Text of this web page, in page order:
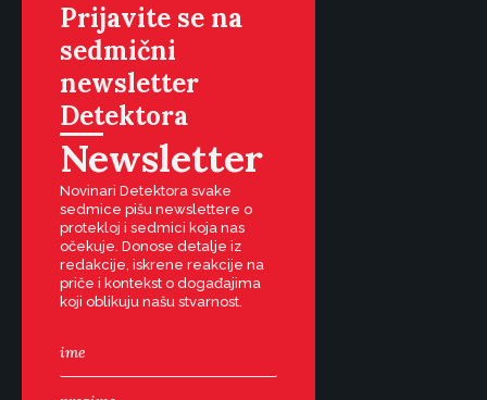
Prijavite se na
sedmični
newsletter
Detektora
Newsletter
Novinari Detektora svake
sedmice pišu newslettere o
protekloj i sedmici koja nas
očekuje. Donose detalje iz
redakcije, iskrene reakcije na
priče i kontekst o događajima
koji oblikuju našu stvarnost.